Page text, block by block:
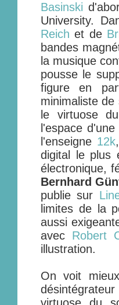
Basinski
University.
Reich et de
bandes
la musique
pousse le
figure en
minimaliste
le virtuose
l'espace
l'enseigne 12k
digital le plus
électronique,
Bernhard
publie sur
limites de la
aussi
avec Robert
illustration.
On voit